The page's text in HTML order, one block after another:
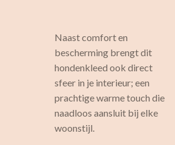
Naast comfort en
bescherming brengt dit
hondenkleed ook direct
sfeer in je interieur; een
prachtige warme touch die
naadloos aansluit bij elke
woonstijl.